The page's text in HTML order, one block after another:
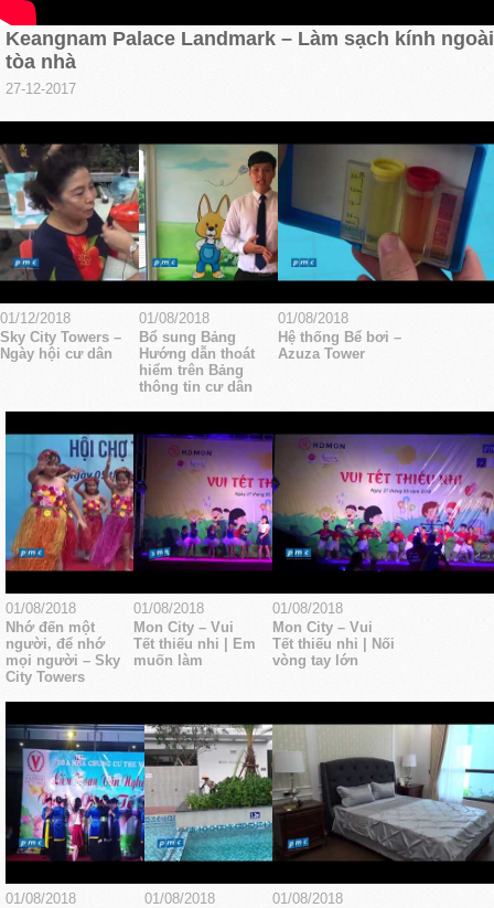
Keangnam Palace Landmark – Làm sạch kính ngoài
tòa nhà
27-12-2017
01/12/2018
Sky City Towers –
Ngày hội cư dân
01/08/2018
Bổ sung Bảng
Hướng dẫn thoát
hiểm trên Bảng
thông tin cư dân
01/08/2018
Hệ thống Bể bơi –
Azuza Tower
01/08/2018
Nhớ đến một
người, để nhớ
mọi người – Sky
City Towers
01/08/2018
Mon City – Vui
Tết thiếu nhi | Em
muốn làm
01/08/2018
Mon City – Vui
Tết thiếu nhi | Nối
vòng tay lớn
01/08/2018
01/08/2018
01/08/2018